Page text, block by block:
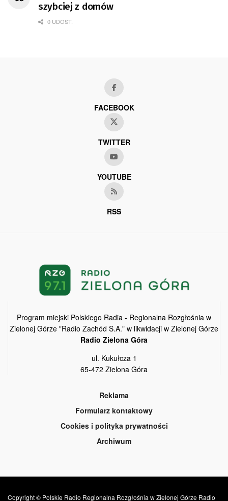
szybciej z domów
0 UDOST.
FACEBOOK
TWITTER
YOUTUBE
RSS
Program miejski Polskiego Radia - Regionalna Rozgłośnia w
Zielonej Górze "Radio Zachód S.A." w likwidacji w Zielonej Górze
Radio Zielona Góra
ul. Kukułcza 1
65-472 Zielona Góra
Reklama
Formularz kontaktowy
Cookies i polityka prywatności
Archiwum
Copyright © Polskie Radio Regionalna Rozgłośnia w Zielonej Górze Radio